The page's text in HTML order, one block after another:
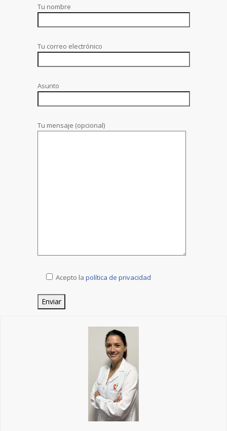
Tu nombre
Tu correo electrónico
Asunto
Tu mensaje (opcional)
Acepto la política de privacidad